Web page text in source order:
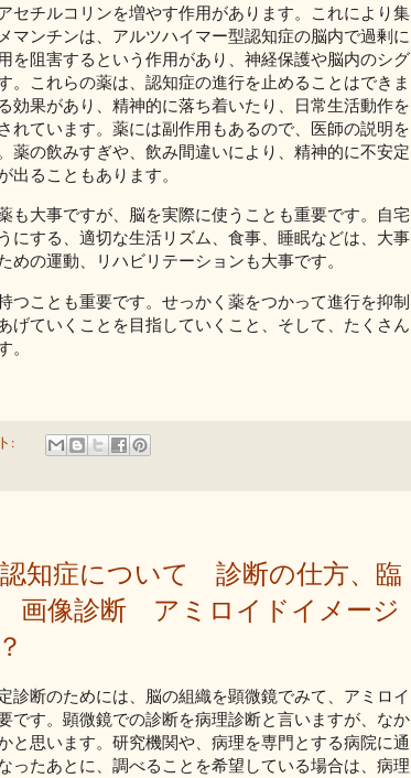
セチルコリンを増やす作用があります。これにより集
マンチンは、アルツハイマー型認知症の脳内で過剰に
を阻害するという作用があり、神経保護や脳内のシグ
。これらの薬は、認知症の進行を止めることはできま
効果があり、精神的に落ち着いたり、日常生活動作を
れています。薬には副作用もあるので、医師の説明を
薬の飲みすぎや、飲み間違いにより、精神的に不安定
ることもあります。
も大事ですが、脳を実際に使うことも重要です。自宅
にする、適切な生活リズム、食事、睡眠などは、大事
めの運動、リハビリテーションも大事です。
つことも重要です。せっかく薬をつかって進行を抑制
げていくことを目指していくこと、そして、たくさん
:
知症について 診断の仕方、臨
画像診断 アミロイドイメージ
診断のためには、脳の組織を顕微鏡でみて、アミロイ
です。顕微鏡での診断を病理診断と言いますが、なか
と思います。研究機関や、病理を専門とする病院に通
ったあとに、調べることを希望している場合は、病理